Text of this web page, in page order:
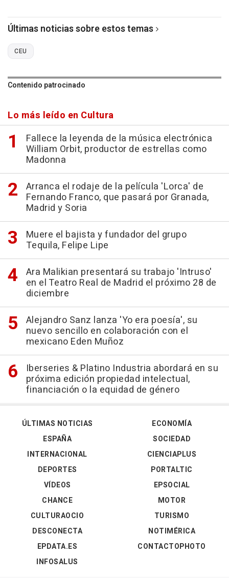
Últimas noticias sobre estos temas
CEU
Contenido patrocinado
Lo más leído en Cultura
Fallece la leyenda de la música electrónica
William Orbit, productor de estrellas como
Madonna
Arranca el rodaje de la película 'Lorca' de
Fernando Franco, que pasará por Granada,
Madrid y Soria
Muere el bajista y fundador del grupo
Tequila, Felipe Lipe
Ara Malikian presentará su trabajo 'Intruso'
en el Teatro Real de Madrid el próximo 28 de
diciembre
Alejandro Sanz lanza 'Yo era poesía', su
nuevo sencillo en colaboración con el
mexicano Eden Muñoz
Iberseries & Platino Industria abordará en su
próxima edición propiedad intelectual,
financiación o la equidad de género
ÚLTIMAS NOTICIAS
ESPAÑA
INTERNACIONAL
DEPORTES
VÍDEOS
ECONOMÍA
SOCIEDAD
CIENCIAPLUS
PORTALTIC
EPSOCIAL
CHANCE
CULTURAOCIO
DESCONECTA
EPDATA.ES
INFOSALUS
MOTOR
TURISMO
NOTIMÉRICA
CONTACTOPHOTO